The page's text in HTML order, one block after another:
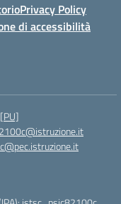
Privacy Policy
di accessibilità